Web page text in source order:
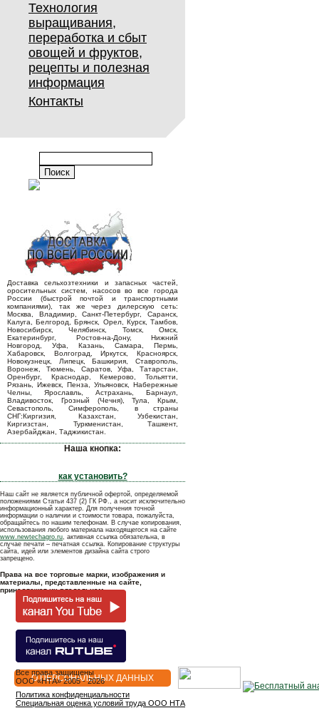
Технология
выращивания,
переработка и сбыт
овощей и фруктов,
рецепты и полезная
информация
Контакты
Доставка сельхозтехники и запасных частей,
оросительных систем, насосов во все города
России (быстрой почтой и транспортными
компаниями), так же через дилерскую сеть:
Москва, Владимир, Санкт-Петербург, Саранск,
Калуга, Белгород, Брянск, Орел, Курск, Тамбов,
Новосибирск, Челябинск, Томск, Омск,
Екатеринбург, Ростов-на-Дону, Нижний
Новгород, Уфа, Казань, Самара, Пермь,
Хабаровск, Волгоград, Иркутск, Красноярск,
Новокузнецк, Липецк, Башкирия, Ставрополь,
Воронеж, Тюмень, Саратов, Уфа, Татарстан,
Оренбург, Краснодар, Кемерово, Тольятти,
Рязань, Ижевск, Пенза, Ульяновск, Набережные
Челны, Ярославль, Астрахань, Барнаул,
Владивосток, Грозный (Чечня), Тула, Крым,
Севастополь, Симферополь, в страны
СНГ:Киргизия, Казахстан, Узбекистан,
Киргизстан, Туркменистан, Ташкент,
Азербайджан, Таджикистан.
Наша кнопка:
как установить?
Наш сайт не является публичной офертой, определяемой
положениями Статьи 437 (2) ГК РФ., а носит исключительно
информационный характер. Для получения точной
информации о наличии и стоимости товара, пожалуйста,
обращайтесь по нашим телефонам. В случае копирования,
использования любого материала находящегося на сайте
www.newtechagro.ru, активная ссылка обязательна, в
случае печати – печатная ссылка. Копирование структуры
сайта, идей или элементов дизайна сайта строго
запрещено.
Права на все торговые марки, изображения и
материалы, представленные на сайте,
принадлежат их владельцам.
О ПЕРСОНАЛЬНЫХ ДАННЫХ
Все права защищены
OOO «НТА» 2005 - 2026
Политика конфиденциальности
Специальная оценка условий труда ООО НТА